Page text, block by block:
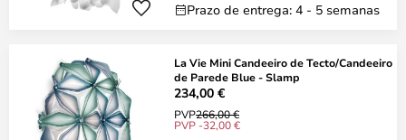
Prazo de entrega: 4 - 5 semanas
La Vie Mini Candeeiro de Tecto/Candeeiro
de Parede Blue - Slamp
234,00 €
PVP266,00 €
PVP -32,00 €